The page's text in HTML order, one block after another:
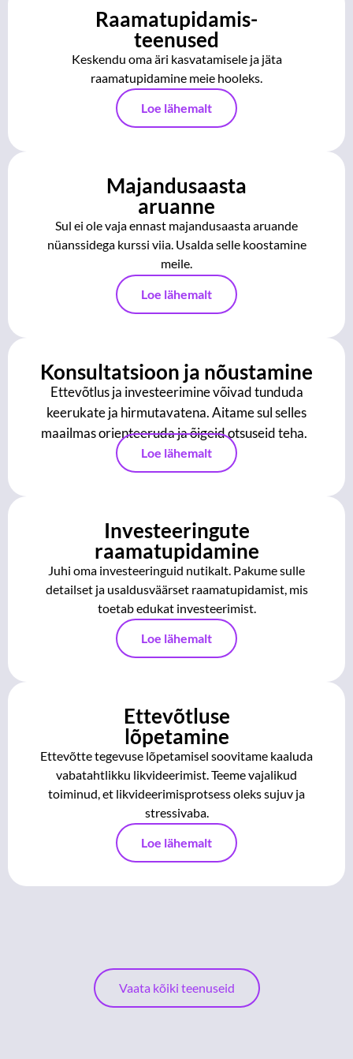
Raamatupidamis-
teenused
Keskendu oma äri kasvatamisele ja jäta
raamatupidamine meie hooleks.
Loe lähemalt
Majandusaasta
aruanne
Sul ei ole vaja ennast majandusaasta aruande
nüanssidega kurssi viia. Usalda selle koostamine
meile.
Loe lähemalt
Konsultatsioon ja nõustamine
Ettevõtlus ja investeerimine võivad tunduda
keerukate ja hirmutavatena. Aitame sul selles
maailmas orienteeruda ja õigeid otsuseid teha.
Loe lähemalt
Investeeringute
raamatupidamine
Juhi oma investeeringuid nutikalt. Pakume sulle
detailset ja usaldusväärset raamatupidamist, mis
toetab edukat investeerimist.
Loe lähemalt
Ettevõtluse
lõpetamine
Ettevõtte tegevuse lõpetamisel soovitame kaaluda
vabatahtlikku likvideerimist. Teeme vajalikud
toiminud, et likvideerimisprotsess oleks sujuv ja
stressivaba.
Loe lähemalt
Vaata kõiki teenuseid